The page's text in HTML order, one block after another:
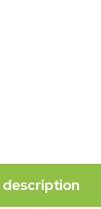
description